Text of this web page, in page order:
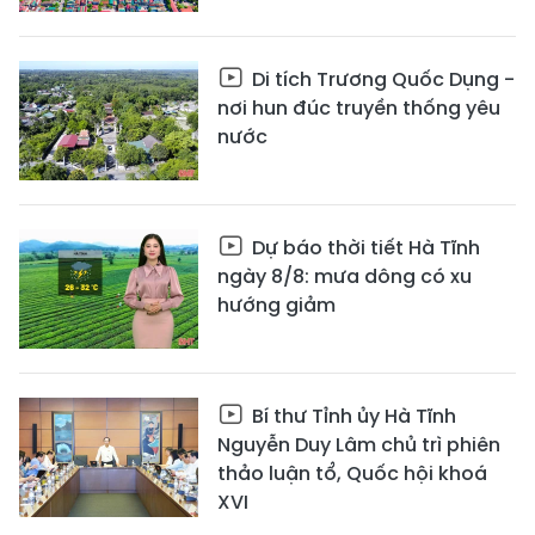
Di tích Trương Quốc Dụng -
nơi hun đúc truyền thống yêu
nước
Dự báo thời tiết Hà Tĩnh
ngày 8/8: mưa dông có xu
hướng giảm
Bí thư Tỉnh ủy Hà Tĩnh
Nguyễn Duy Lâm chủ trì phiên
thảo luận tổ, Quốc hội khoá
XVI